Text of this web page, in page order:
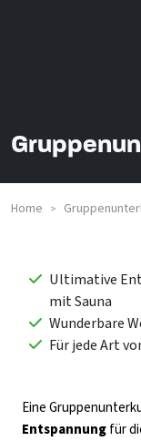
Home >
Ultimative
mit Sauna
Wunderbare
Für jede Art
Eine
Entspannungfür